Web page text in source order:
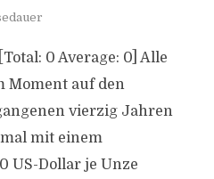
0 Average: 0] Alle
Moment auf den
vierzig Jahren
mit einem
US-Dollar je Unze